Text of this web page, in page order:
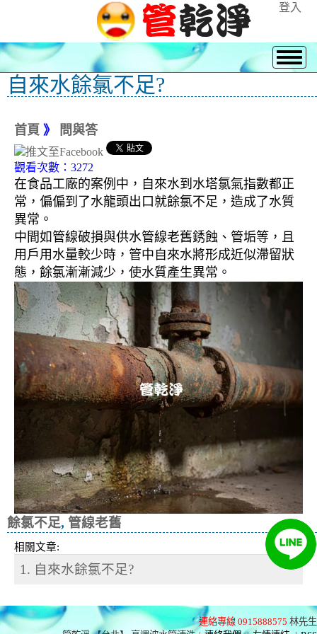
登入
自來水餘氯不足?
首頁 》 問與答
觀看次數：3272
在食品工廠的案例中，自來水到水塔氯氣指數都正
常，偏偏到了水龍頭出口就餘氯不足，造成了水質
異常。
中間如管線破損與供水管線老舊銹蝕、管垢等，且
用戶用水量較少時，管中自來水將形成近似滯留狀
態，餘氯漸漸減少，使水質產生異常。
餘氯不足, 管線老舊
相關文章:
1. 自來水餘氯不足?
連絡專線 0915888575 林先生